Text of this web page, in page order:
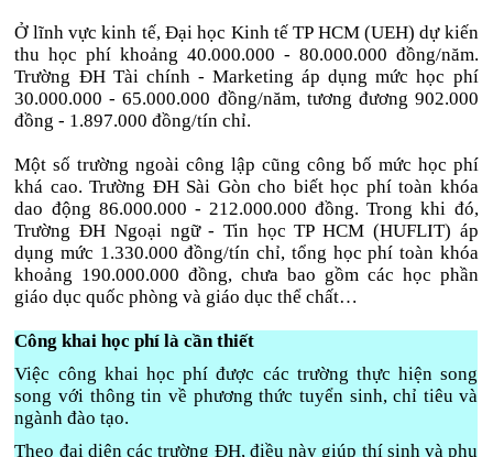
Ở lĩnh vực kinh tế, Đại học Kinh tế TP HCM (UEH) dự kiến
thu học phí khoảng 40.000.000 - 80.000.000 đồng/năm.
Trường ĐH Tài chính - Marketing áp dụng mức học phí
30.000.000 - 65.000.000 đồng/năm, tương đương 902.000
đồng - 1.897.000 đồng/tín chỉ.
Một số trường ngoài công lập cũng công bố mức học phí
khá cao. Trường ĐH Sài Gòn cho biết học phí toàn khóa
dao động 86.000.000 - 212.000.000 đồng. Trong khi đó,
Trường ĐH Ngoại ngữ - Tin học TP HCM (HUFLIT) áp
dụng mức 1.330.000 đồng/tín chỉ, tổng học phí toàn khóa
khoảng 190.000.000 đồng, chưa bao gồm các học phần
giáo dục quốc phòng và giáo dục thể chất…
Công khai học phí là cần thiết
Việc công khai học phí được các trường thực hiện song
song với thông tin về phương thức tuyển sinh, chỉ tiêu và
ngành đào tạo.
Theo đại diện các trường ĐH, điều này giúp thí sinh và phụ